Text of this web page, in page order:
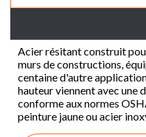
Acier résitant construit
murs de constructions,
centaine d'autre
hauteur viennent avec une
conforme aux normes
peinture jaune ou acier